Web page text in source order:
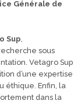
Générale de
Sup,
sous
Vetagro Sup
d’une expertise
éthique. Enfin, la
dans la